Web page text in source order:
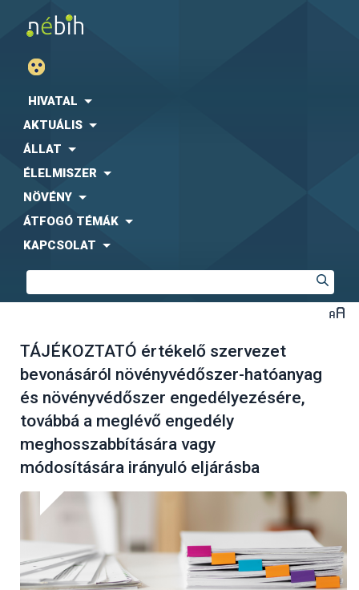
HIVATAL
AKTUÁLIS
ÁLLAT
ÉLELMISZER
NÖVÉNY
ÁTFOGÓ TÉMÁK
KAPCSOLAT
TÁJÉKOZTATÓ értékelő szervezet
bevonásáról növényvédőszer-hatóanyag
és növényvédőszer engedélyezésére,
továbbá a meglévő engedély
meghosszabbítására vagy
módosítására irányuló eljárásba